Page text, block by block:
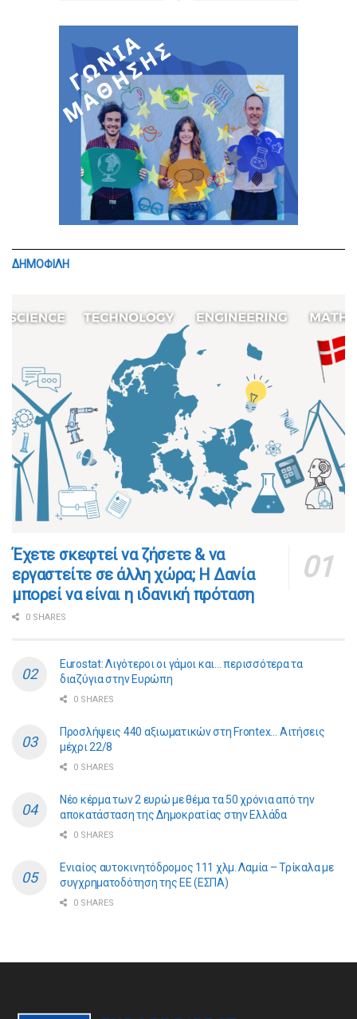
ΔΗΜΟΦΙΛΗ
​​Έχετε σκεφτεί να ζήσετε & να
εργαστείτε σε άλλη χώρα; Η Δανία
μπορεί να είναι η ιδανική πρόταση
0 SHARES
Eurostat: Λιγότεροι οι γάμοι και… περισσότερα τα
διαζύγια στην Ευρώπη
0 SHARES
Προσλήψεις 440 αξιωματικών στη Frontex… Αιτήσεις
μέχρι 22/8
0 SHARES
Νέο κέρμα των 2 ευρώ με θέμα τα 50 χρόνια από την
αποκατάσταση της Δημοκρατίας στην Ελλάδα
0 SHARES
Ενιαίος αυτοκινητόδρομος 111 χλμ. Λαμία – Τρίκαλα με
συγχρηματοδότηση της ΕE (ΕΣΠΑ)
0 SHARES